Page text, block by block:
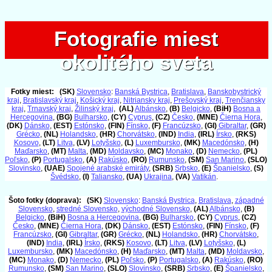
Fotografie miest
okolitého sveta
Fotografie miest
okolitého sveta
Fotky miest: (SK) Slovensko: Banská Bystrica, Bratislava, Banskobystrický
kraj, Bratislavský kraj, Košický kraj, Nitriansky kraj, Prešovský kraj, Trenčiansky
kraj, Trnavský kraj, Žilinský kraj, (AL)Albánsko, (B) Belgicko, (BiH) Bosna a
Hercegovina, (BG) Bulharsko, (CY) Cyprus, (CZ) Česko, (MNE) Čierna Hora,
(DK) Dánsko, (EST) Estónsko, (FIN) Fínsko, (F) Francúzsko, (GI) Gibraltar, (GR)
Grécko, (NL) Holandsko, (HR) Chorvátsko, (IND) India, (IRL) Írsko, (RKS)
Kosovo, (LT) Litva, (LV) Lotyšsko, (L) Luxembursko, (MK) Macedónsko, (H)
Maďarsko, (MT) Malta, (MD) Moldavsko, (MC) Monako, (D) Nemecko, (PL)
Poľsko, (P) Portugalsko, (A) Rakúsko, (RO) Rumunsko, (SM) San Marino, (SLO)
Slovinsko, (UAE) Spojené arabské emiráty, (SRB) Srbsko, (E) Španielsko, (S)
Švédsko, (I) Taliansko, (UA) Ukrajina, (VA) Vatikán.
Šoto fotky (doprava): (SK) Slovensko: Banská Bystrica, Bratislava, západné
Slovensko, stredné Slovensko, východné Slovensko, (AL)Albánsko, (B)
Belgicko, (BiH) Bosna a Hercegovina, (BG) Bulharsko, (CY) Cyprus, (CZ)
Česko, (MNE) Čierna Hora, (DK) Dánsko, (EST) Estónsko, (FIN) Fínsko, (F)
Francúzsko, (GI) Gibraltar, (GR) Grécko, (NL) Holandsko, (HR) Chorvátsko,
(IND) India, (IRL) Írsko, (RKS) Kosovo, (LT) Litva, (LV) Lotyšsko, (L)
Luxembursko, (MK) Macedónsko, (H) Maďarsko, (MT) Malta, (MD) Moldavsko,
(MC) Monako, (D) Nemecko, (PL) Poľsko, (P) Portugalsko, (A) Rakúsko, (RO)
Rumunsko, (SM) San Marino, (SLO) Slovinsko, (SRB) Srbsko, (E) Španielsko,